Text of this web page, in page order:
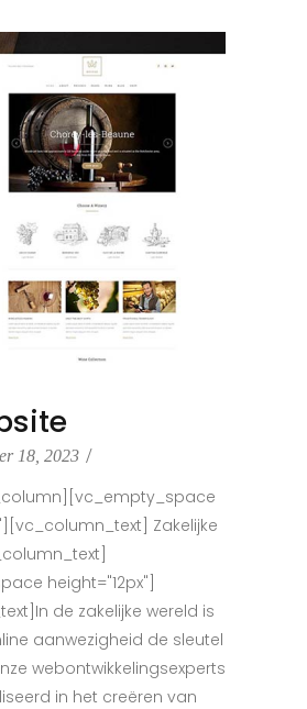
18, 2023
Zakelijke
height="12px"]
de zakelijke wereld is
aanwezigheid de sleutel
webontwikkelingsexperts
in het creëren van